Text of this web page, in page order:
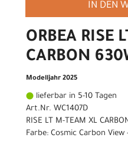
IN DEN
ORBEA RISE
CARBON
Modelljahr 2025
lieferbar in 5-10 Tagen
Art.Nr. WC1407D
RISE LT M-TEAM XL
Farbe: Cosmic Carbon View